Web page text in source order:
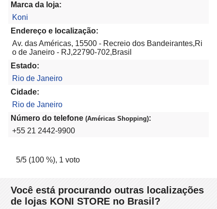
Marca da loja:
Koni
Endereço e localização:
Av. das Américas, 15500 - Recreio dos Bandeirantes,Ri
o de Janeiro - RJ,22790-702,Brasil
Estado:
Rio de Janeiro
Cidade:
Rio de Janeiro
Número do telefone (Américas Shopping):
+55 21 2442-9900
5/5 (100 %), 1 voto
Você está procurando outras localizações
de lojas KONI STORE no Brasil?